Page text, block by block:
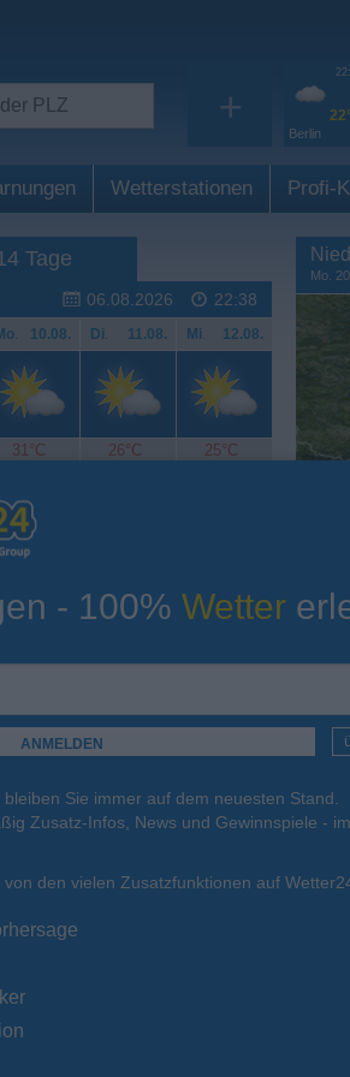
+
Berlin
Wetterstationen Profi-
Tage
06.08.2026 22:38
. 10.08. Di. 11.08. Mi. 12.08.
31°C 26°C 25°C
Temperatur
. 17.08. Di. 18.08. Mi. 19.08.
26°C
Mo.
- 100% Wetter
Sie immer auf dem neuesten Stand.
Zusatz-Infos, News und Gewinnspiele -
den vielen Zusatzfunktionen auf